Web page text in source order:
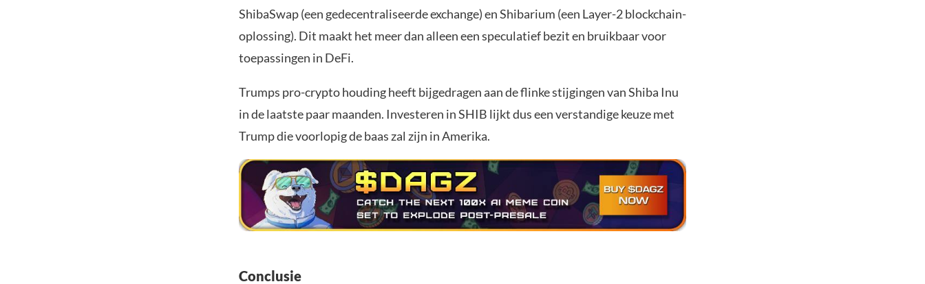
ShibaSwap (een gedecentraliseerde exchange) en Shibarium (een Layer-2 blockchain-
oplossing). Dit maakt het meer dan alleen een speculatief bezit en bruikbaar voor
toepassingen in DeFi.
Trumps pro-crypto houding heeft bijgedragen aan de flinke stijgingen van Shiba Inu
in de laatste paar maanden. Investeren in SHIB lijkt dus een verstandige keuze met
Trump die voorlopig de baas zal zijn in Amerika.
Conclusie